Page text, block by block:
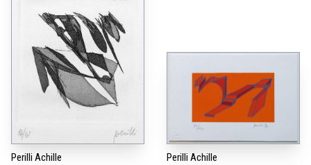
Perilli Achille
Perilli Achille